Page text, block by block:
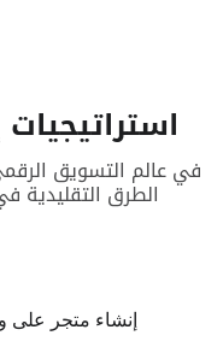
في عالم التسويق
الطرق التقليدية